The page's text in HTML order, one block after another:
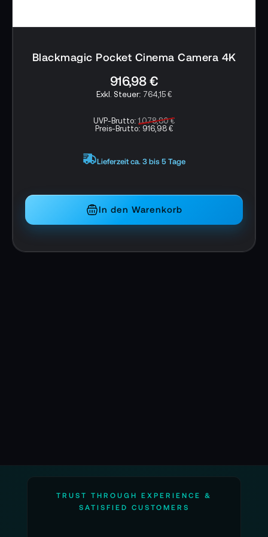
Blackmagic Pocket Cinema Camera 4K
916,98 €
764,15 €
UVP-Brutto:1.078,80 €
Preis-Brutto: 916,98 €
Lieferzeit ca. 3 bis 5 Tage
In den Warenkorb
TRUST THROUGH EXPERIENCE &
SATISFIED CUSTOMERS